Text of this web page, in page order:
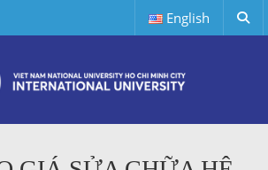
English